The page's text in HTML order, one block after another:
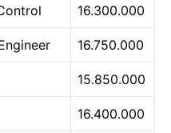
16.300.000
16.750.000
15.850.000
16.400.000